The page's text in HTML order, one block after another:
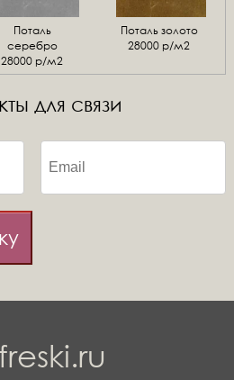
Поталь
серебро
28000 р/м2
Поталь золото
28000 р/м2
для связи